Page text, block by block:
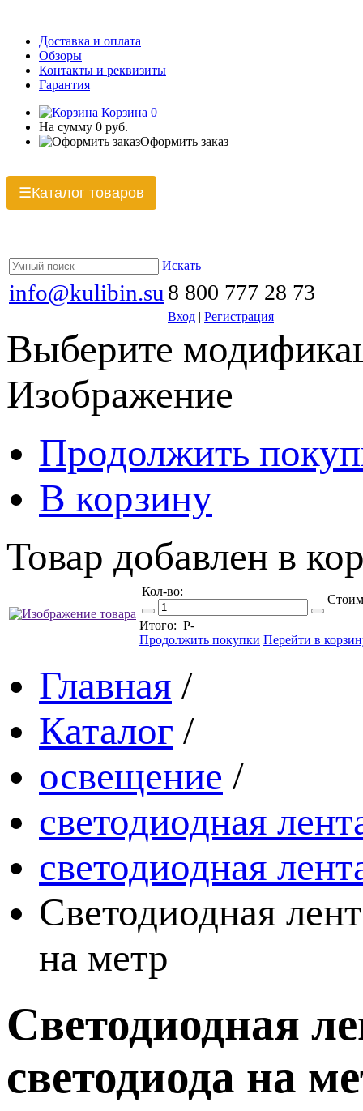
Доставка и оплата
Обзоры
Контакты и реквизиты
Гарантия
Корзина 0
На сумму 0 руб.
Оформить заказ
☰Каталог товаров
Искать
info@kulibin.su 8 800 777 28 73
Вход | Регистрация
Выберите
Изображение
Продолжить
В корзину
Товар добавлен в
Кол-во:
Итого: Р-
Продолжить покупки Перейти в
Главная /
Каталог /
освещение /
светодиодная
светодиодная
Светодиодная
на метр
Светодиодная
светодиода на